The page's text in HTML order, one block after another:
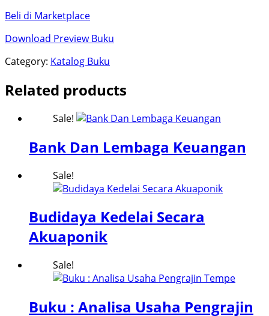
Beli di Marketplace
Download Preview Buku
Category: Katalog Buku
Related products
Sale!
Bank Dan Lembaga Keuangan
Sale!
Budidaya Kedelai Secara
Akuaponik
Sale!
Buku : Analisa Usaha Pengrajin